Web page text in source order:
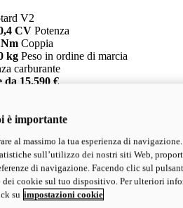
V2
CV Potenza
Coppia
kg Peso in ordine di marcia
carburante
15.590 €
V2 SP
CVPotenza
NmCoppia
kgPeso in ordine di marcia
carburante
è importante
al massimo la tua esperienza di
sull’utilizzo dei nostri siti Web,
di navigazione. Facendo clic sul
cookie sul tuo dispositivo. Per ulteriori
su impostazioni cookie